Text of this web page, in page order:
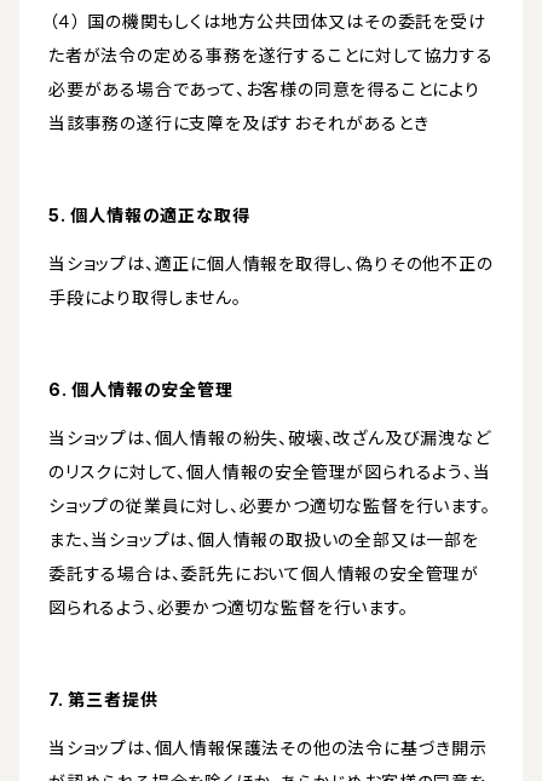
（４） 国の機関もしくは地方公共団体又はその委託を受け
た者が法令の定める事務を遂行することに対して協力する
必要がある場合であって、お客様の同意を得ることにより
当該事務の遂行に支障を及ぼすおそれがあるとき
5. 個人情報の適正な取得
当ショップは、適正に個人情報を取得し、偽りその他不正の
手段により取得しません。
6. 個人情報の安全管理
当ショップは、個人情報の紛失、破壊、改ざん及び漏洩など
のリスクに対して、個人情報の安全管理が図られるよう、当
ショップの従業員に対し、必要かつ適切な監督を行います。
また、当ショップは、個人情報の取扱いの全部又は一部を
委託する場合は、委託先において個人情報の安全管理が
図られるよう、必要かつ適切な監督を行います。
7. 第三者提供
当ショップは、個人情報保護法その他の法令に基づき開示